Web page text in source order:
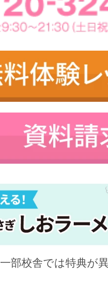
一部校舎では特典が